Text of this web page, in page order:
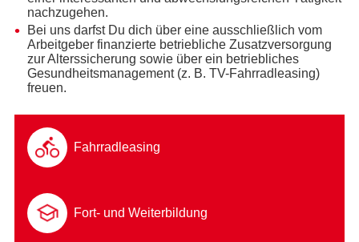
nachzugehen.
Bei uns darfst Du dich über eine ausschließlich vom
Arbeitgeber finanzierte betriebliche Zusatzversorgung
zur Alterssicherung sowie über ein betriebliches
Gesundheitsmanagement (z. B. TV-Fahrradleasing)
freuen.
Fahrradleasing
Fort- und Weiterbildung